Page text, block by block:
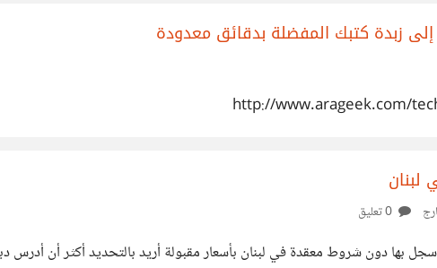
زبدة كتبك المفضلة بدقائق معدودة
http://www.arageek.com/
لبنان
بها دون شروط معقدة في لبنان بأسعار مقبولة أريد بالتحديد أكثر أن